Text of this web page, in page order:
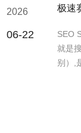
2026
06-22
极速
SEO
就是
别）,